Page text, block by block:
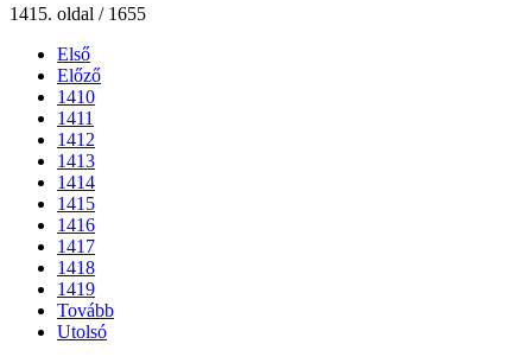
1415. oldal / 1655
Első
Előző
1410
1411
1412
1413
1414
1415
1416
1417
1418
1419
Tovább
Utolsó